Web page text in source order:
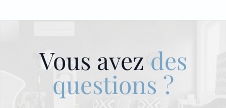
Vous avez des
questions ?